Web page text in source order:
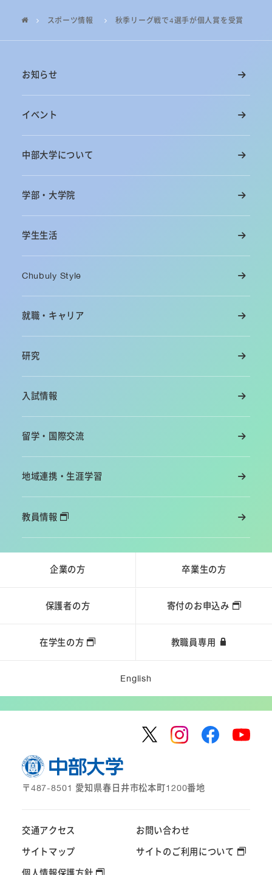
スポーツ情報 秋季リーグ戦で4選手が個人賞を受賞
お知らせ
イベント
中部大学について
学部・大学院
学生生活
Chubuly Style
就職・キャリア
研究
入試情報
留学・国際交流
地域連携・生涯学習
教員情報
企業の方 卒業生の方
保護者の方 寄付のお申込み
在学生の方 教職員専用
English
〒487-8501 愛知県春日井市松本町1200番地
交通アクセス お問い合わせ
サイトマップ サイトのご利用について